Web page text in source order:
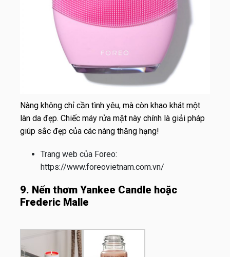
Nàng không chỉ cần tình yêu, mà còn khao khát một
làn da đẹp. Chiếc máy rửa mặt này chính là giải pháp
giúp sắc đẹp của các nàng thăng hạng!
Trang web của Foreo:
https://www.foreovietnam.com.vn/
9. Nến thơm Yankee Candle hoặc
Frederic Malle